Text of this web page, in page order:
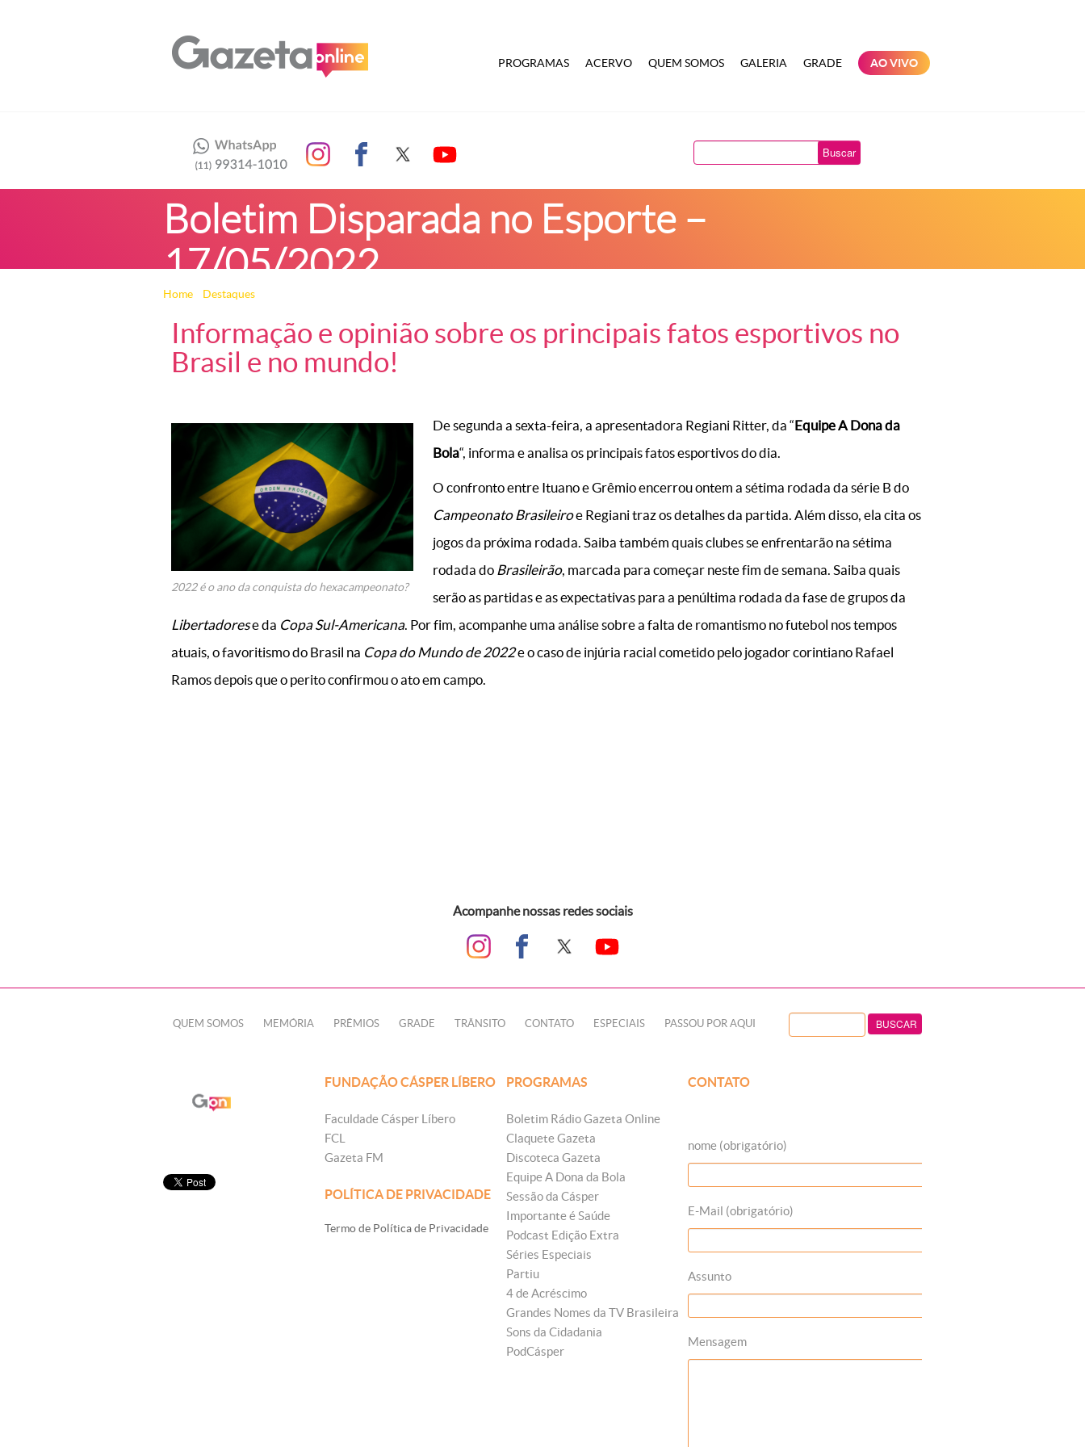
PROGRAMAS ACERVO QUEM SOMOS GALERIA GRADE AO VIVO
Buscar
Boletim Disparada no Esporte –
17/05/2022
Home Destaques
Informação e opinião sobre os principais fatos esportivos no
Brasil e no mundo!
2022 é o ano da conquista do hexacampeonato?
De segunda a sexta-feira, a apresentadora Regiani Ritter, da “Equipe A Dona da
Bola“, informa e analisa os principais fatos esportivos do dia.
O confronto entre Ituano e Grêmio encerrou ontem a sétima rodada da série B do
Campeonato Brasileiroe Regiani traz os detalhes da partida. Além disso, ela cita os
jogos da próxima rodada. Saiba também quais clubes se enfrentarão na sétima
rodada do Brasileirão, marcada para começar neste fim de semana. Saiba quais
serão as partidas e as expectativas para a penúltima rodada da fase de grupos da
Libertadorese da Copa Sul-Americana. Por fim, acompanhe uma análise sobre a falta de romantismo no futebol nos tempos
atuais, o favoritismo do Brasil na Copa do Mundo de 2022e o caso de injúria racial cometido pelo jogador corintiano Rafael
Ramos depois que o perito confirmou o ato em campo.
Acompanhe nossas redes sociais
QUEM SOMOS MEMÓRIA PRÊMIOS GRADE TRÂNSITO CONTATO ESPECIAIS PASSOU POR AQUI
FUNDAÇÃO CÁSPER LÍBERO
Faculdade Cásper Líbero
FCL
Gazeta FM
POLÍTICA DE PRIVACIDADE
Termo de Política de Privacidade
PROGRAMAS
Boletim Rádio Gazeta Online
Claquete Gazeta
Discoteca Gazeta
Equipe A Dona da Bola
Sessão da Cásper
Importante é Saúde
Podcast Edição Extra
Séries Especiais
Partiu
4 de Acréscimo
Grandes Nomes da TV Brasileira
Sons da Cidadania
PodCásper
CONTATO
nome (obrigatório)
E-Mail (obrigatório)
Assunto
Mensagem